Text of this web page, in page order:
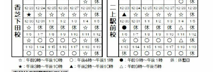
香芝下田校
二上駅前校
オンライン校